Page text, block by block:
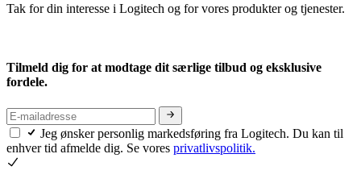
Tak for din interesse i Logitech og for vores produkter og tjenester.
Tilmeld dig for at modtage dit særlige tilbud og eksklusive
fordele.
Jeg ønsker personlig markedsføring fra Logitech. Du kan til
enhver tid afmelde dig. Se vores privatlivspolitik.